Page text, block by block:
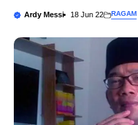
Ardy Messi 18 Jun 22 RAGAM